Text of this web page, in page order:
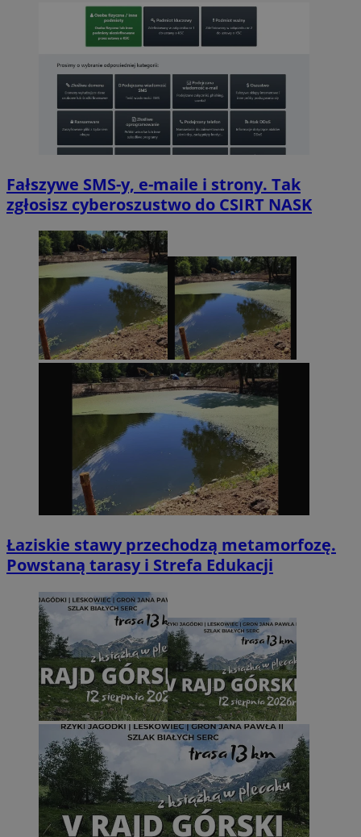
Fałszywe SMS-y, e-maile i strony. Tak
zgłosisz cyberoszustwo do CSIRT NASK
Łaziskie stawy przechodzą metamorfozę.
Powstaną tarasy i Strefa Edukacji